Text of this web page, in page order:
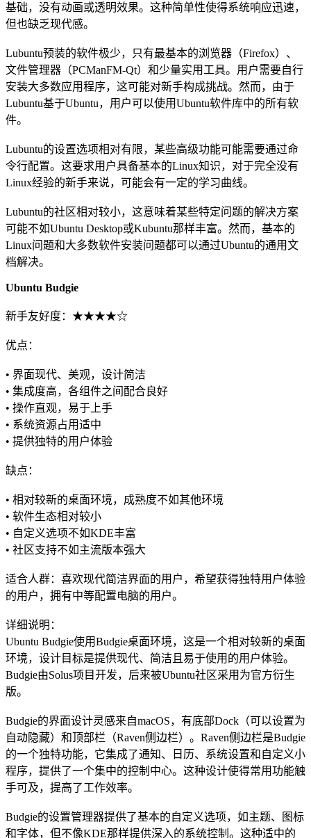
基础，没有动画或透明效果。这种简单性使得系统响应迅速，
但也缺乏现代感。
Lubuntu预装的软件极少，只有最基本的浏览器（Firefox）、
文件管理器（PCManFM-Qt）和少量实用工具。用户需要自行
安装大多数应用程序，这可能对新手构成挑战。然而，由于
Lubuntu基于Ubuntu，用户可以使用Ubuntu软件库中的所有软
件。
Lubuntu的设置选项相对有限，某些高级功能可能需要通过命
令行配置。这要求用户具备基本的Linux知识，对于完全没有
Linux经验的新手来说，可能会有一定的学习曲线。
Lubuntu的社区相对较小，这意味着某些特定问题的解决方案
可能不如Ubuntu Desktop或Kubuntu那样丰富。然而，基本的
Linux问题和大多数软件安装问题都可以通过Ubuntu的通用文
档解决。
Ubuntu Budgie
新手友好度：★★★★☆
优点：
• 界面现代、美观，设计简洁
• 集成度高，各组件之间配合良好
• 操作直观，易于上手
• 系统资源占用适中
• 提供独特的用户体验
缺点：
• 相对较新的桌面环境，成熟度不如其他环境
• 软件生态相对较小
• 自定义选项不如KDE丰富
• 社区支持不如主流版本强大
适合人群：喜欢现代简洁界面的用户，希望获得独特用户体验
的用户，拥有中等配置电脑的用户。
详细说明：
Ubuntu Budgie使用Budgie桌面环境，这是一个相对较新的桌面
环境，设计目标是提供现代、简洁且易于使用的用户体验。
Budgie由Solus项目开发，后来被Ubuntu社区采用为官方衍生
版。
Budgie的界面设计灵感来自macOS，有底部Dock（可以设置为
自动隐藏）和顶部栏（Raven侧边栏）。Raven侧边栏是Budgie
的一个独特功能，它集成了通知、日历、系统设置和自定义小
程序，提供了一个集中的控制中心。这种设计使得常用功能触
手可及，提高了工作效率。
Budgie的设置管理器提供了基本的自定义选项，如主题、图标
和字体，但不像KDE那样提供深入的系统控制。这种适中的